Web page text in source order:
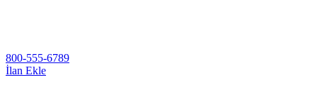
800-555-6789
İlan Ekle